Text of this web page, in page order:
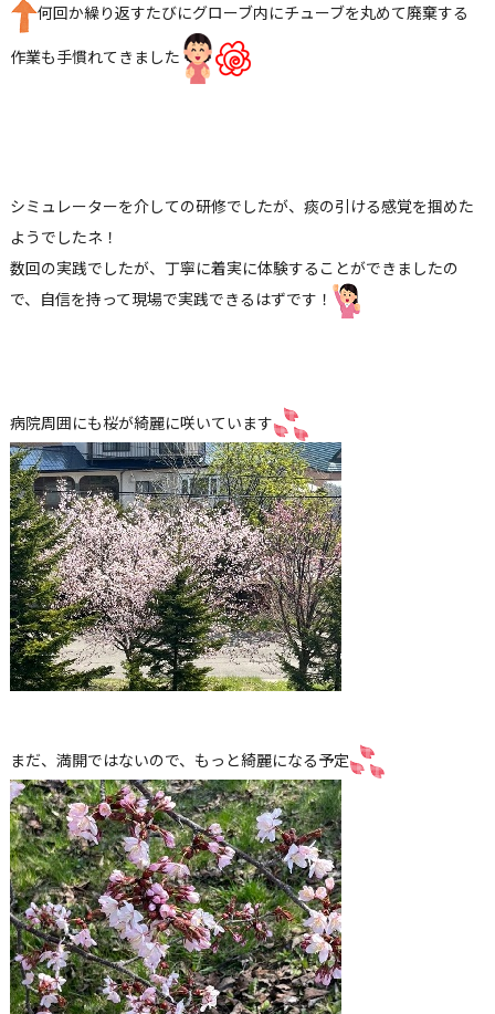
何回か繰り返すたびにグローブ内にチューブを丸めて廃棄する
作業も手慣れてきました
シミュレーターを介しての研修でしたが、痰の引ける感覚を掴めた
ようでしたネ！
数回の実践でしたが、丁寧に着実に体験することができましたの
で、自信を持って現場で実践できるはずです！
病院周囲にも桜が綺麗に咲いています
まだ、満開ではないので、もっと綺麗になる予定